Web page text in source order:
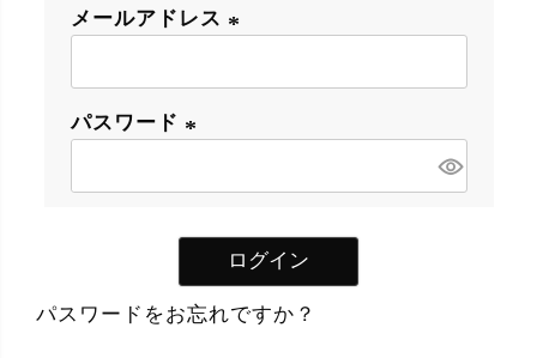
メールアドレス
必
パスワード
必
ログイン
パスワードをお忘れですか？